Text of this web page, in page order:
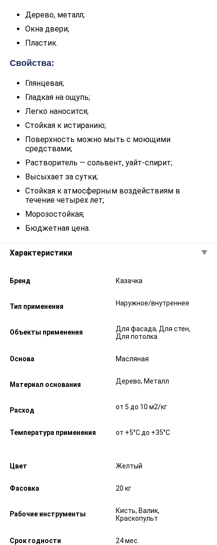
Дерево, металл;
Окна двери;
Пластик.
Свойства:
Глянцевая;
Гладкая на ощупь;
Легко наносится;
Стойкая к истиранию;
Поверхность можно мыть с моющими
средствами;
Растворитель — сольвент, уайт-спирит;
Высыхает за сутки;
Стойкая к атмосферным воздействиям в
течение четырех лет;
Морозостойкая;
Бюджетная цена.
Характеристики
Бренд Казачка
Тип применения Наружное/внутреннее
Объекты применения
Для фасада, Для стен,
Для потолка
Основа Масляная
Материал основания Дерево, Металл
Расход от 5 до 10 м2/кг
Температура применения от +5°С до +35°С
Цвет Желтый
Фасовка 20 кг
Рабочие инструменты
Кисть, Валик,
Краскопульт
Срок годности 24 мес.